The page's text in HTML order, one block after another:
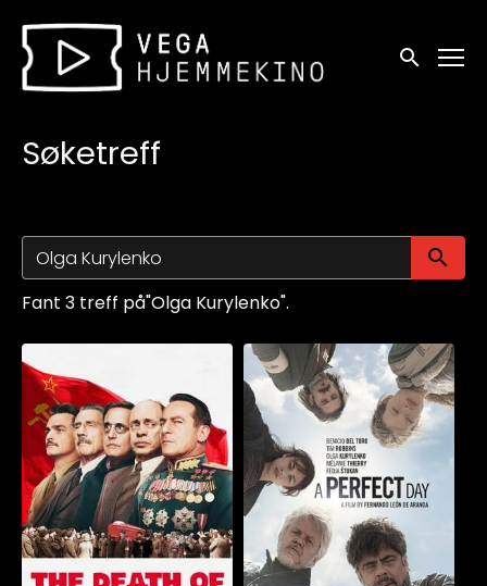
Tilgjengelighetslenker
Søk
Søketreff
Fant 3 treff på"Olga Kurylenko".